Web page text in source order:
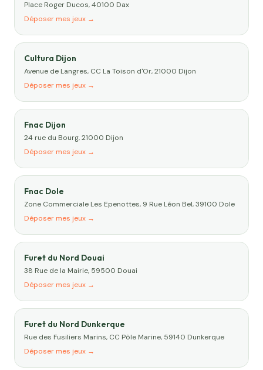
Place Roger Ducos, 40100 Dax
Déposer mes jeux →
Cultura Dijon
Avenue de Langres, CC La Toison d'Or, 21000 Dijon
Déposer mes jeux →
Fnac Dijon
24 rue du Bourg, 21000 Dijon
Déposer mes jeux →
Fnac Dole
Zone Commerciale Les Epenottes, 9 Rue Léon Bel, 39100 Dole
Déposer mes jeux →
Furet du Nord Douai
38 Rue de la Mairie, 59500 Douai
Déposer mes jeux →
Furet du Nord Dunkerque
Rue des Fusiliers Marins, CC Pôle Marine, 59140 Dunkerque
Déposer mes jeux →